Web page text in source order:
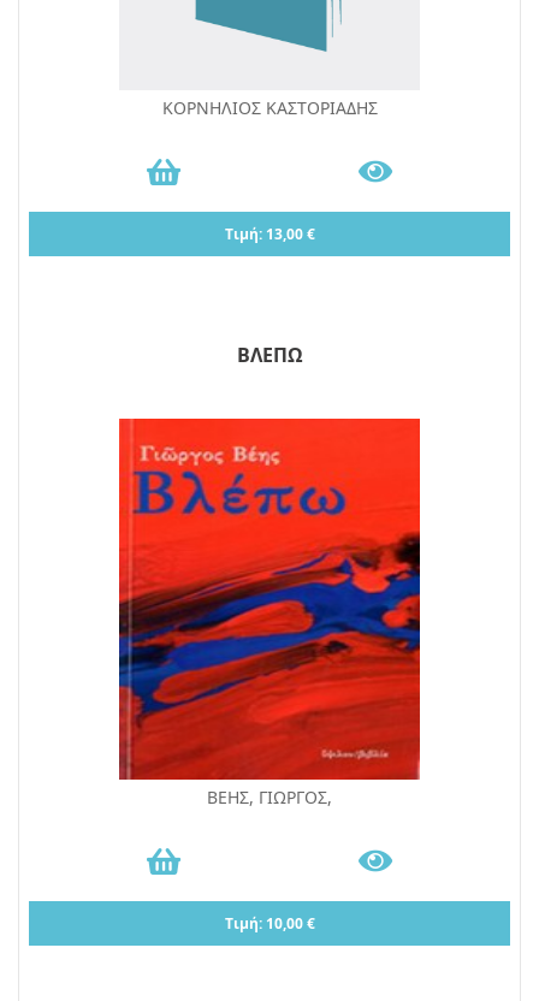
ΚΟΡΝΗΛΙΟΣ ΚΑΣΤΟΡΙΑΔΗΣ
Τιμή: 13,00 €
ΒΛΕΠΩ
ΒΕΗΣ, ΓΙΩΡΓΟΣ,
Τιμή: 10,00 €